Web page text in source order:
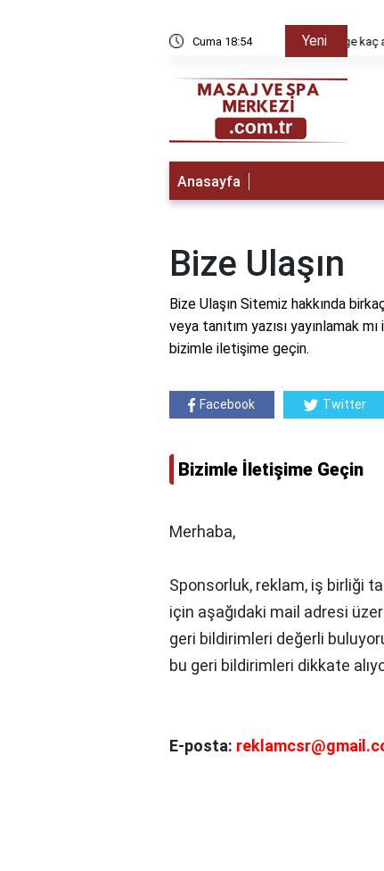
Cuma 18:54 Yeni
Anasayfa
Bize Ulaşın
Bize Ulaşın Sitemiz hakkında
veya tanıtım yazısı yayınlamak
bizimle iletişime geçin.
Facebook Twitter
Bizimle İletişime Geçin
Merhaba,
Sponsorluk, reklam, iş birliği
için aşağıdaki mail adresi
geri bildirimleri değerli
bu geri bildirimleri dikkate
E-posta: